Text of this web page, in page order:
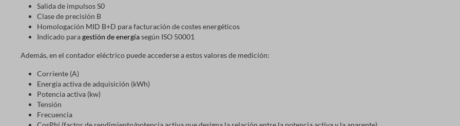
Salida de impulsos S0
Clase de precisión B
Homologación MID B+D para facturación de costes energéticos
Indicado paragestión de energíasegún ISO 50001
Además, en el contador eléctrico puede accederse a estos valores de medición:
Corriente (A)
Energía activa de adquisición (kWh)
Potencia activa (kw)
Tensión
Frecuencia